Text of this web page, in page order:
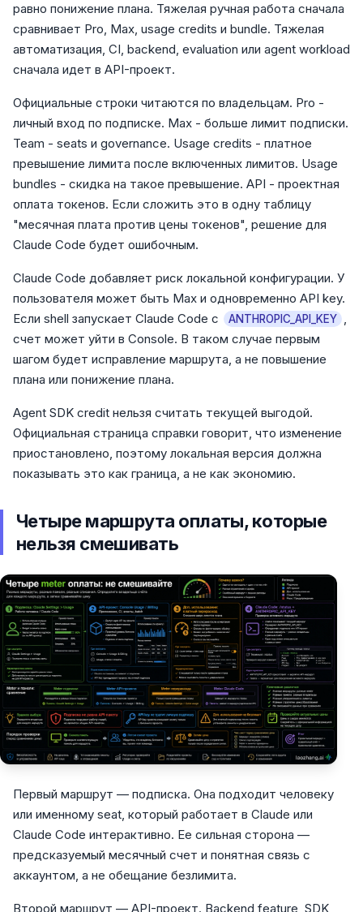
равно понижение плана. Тяжелая ручная работа сначала
сравнивает Pro, Max, usage credits и bundle. Тяжелая
автоматизация, CI, backend, evaluation или agent workload
сначала идет в API-проект.
Официальные строки читаются по владельцам. Pro -
личный вход по подписке. Max - больше лимит подписки.
Team - seats и governance. Usage credits - платное
превышение лимита после включенных лимитов. Usage
bundles - скидка на такое превышение. API - проектная
оплата токенов. Если сложить это в одну таблицу
"месячная плата против цены токенов", решение для
Claude Code будет ошибочным.
Claude Code добавляет риск локальной конфигурации. У
пользователя может быть Max и одновременно API key.
Если shell запускает Claude Code с
ANTHROPIC_API_KEY ,
счет может уйти в Console. В таком случае первым
шагом будет исправление маршрута, а не повышение
плана или понижение плана.
Agent SDK credit нельзя считать текущей выгодой.
Официальная страница справки говорит, что изменение
приостановлено, поэтому локальная версия должна
показывать это как граница, а не как экономию.
Четыре маршрута оплаты, которые
нельзя смешивать
Первый маршрут — подписка. Она подходит человеку
или именному seat, который работает в Claude или
Claude Code интерактивно. Ее сильная сторона —
предсказуемый месячный счет и понятная связь с
аккаунтом, а не обещание безлимита.
Второй маршрут — API-проект. Backend feature, SDK